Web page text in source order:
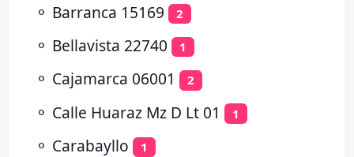
⚬ Barranca 15169 2
⚬ Bellavista 22740 1
⚬ Cajamarca 06001 2
⚬ Calle Huaraz Mz D Lt 01 1
⚬ Carabayllo 1